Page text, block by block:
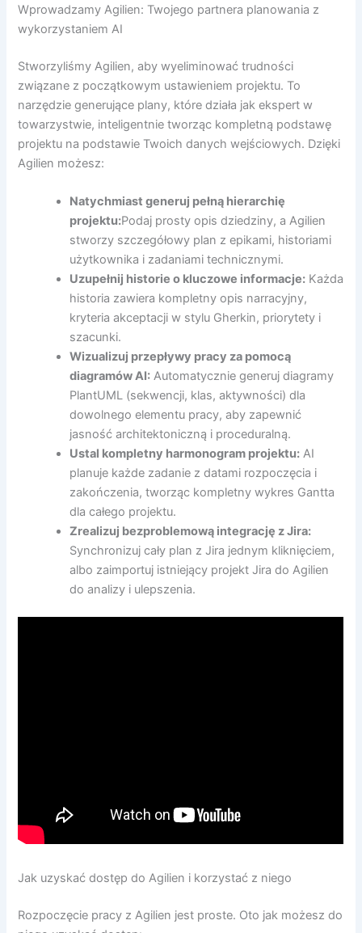
Wprowadzamy Agilien: Twojego partnera planowania z
wykorzystaniem AI
Stworzyliśmy Agilien, aby wyeliminować trudności
związane z początkowym ustawieniem projektu. To
narzędzie generujące plany, które działa jak ekspert w
towarzystwie, inteligentnie tworząc kompletną podstawę
projektu na podstawie Twoich danych wejściowych. Dzięki
Agilien możesz:
Natychmiast generuj pełną hierarchię
projektu:Podaj prosty opis dziedziny, a Agilien
stworzy szczegółowy plan z epikami, historiami
użytkownika i zadaniami technicznymi.
Uzupełnij historie o kluczowe informacje: Każda
historia zawiera kompletny opis narracyjny,
kryteria akceptacji w stylu Gherkin, priorytety i
szacunki.
Wizualizuj przepływy pracy za pomocą
diagramów AI: Automatycznie generuj diagramy
PlantUML (sekwencji, klas, aktywności) dla
dowolnego elementu pracy, aby zapewnić
jasność architektoniczną i proceduralną.
Ustal kompletny harmonogram projektu: AI
planuje każde zadanie z datami rozpoczęcia i
zakończenia, tworząc kompletny wykres Gantta
dla całego projektu.
Zrealizuj bezproblemową integrację z Jira:
Synchronizuj cały plan z Jira jednym kliknięciem,
albo zaimportuj istniejący projekt Jira do Agilien
do analizy i ulepszenia.
Jak uzyskać dostęp do Agilien i korzystać z niego
Rozpoczęcie pracy z Agilien jest proste. Oto jak możesz do